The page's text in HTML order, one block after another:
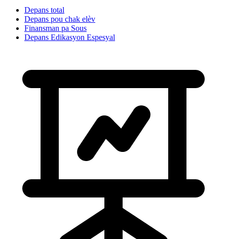
Depans total
Depans pou chak elèv
Finansman pa Sous
Depans Edikasyon Espesyal